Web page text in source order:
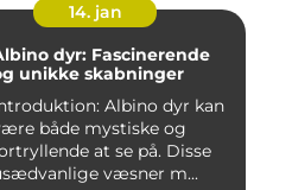
14. jan
dyr: Fascinerende
unikke skabninger
Albino dyr kan
både mystiske og
at se på. Disse
væsner m...